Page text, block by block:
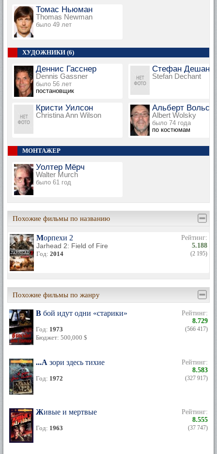
Томас Ньюман
Thomas Newman
было 49 лет
ХУДОЖНИКИ (6)
Деннис Гасснер
Dennis Gassner
было 56 лет
постановщик
Стефан Дешан
Stefan Dechant
Кристи Уилсон
Christina Ann Wilson
Альберт
Albert Wolsky
было 74 года
по костюмам
МОНТАЖЕР
Уолтер Мёрч
Walter Murch
было 61 год
Похожие фильмы по названию
Морпехи 2
Jarhead 2: Field of Fire
Год: 2014
Рейтинг:
5.188
(2 195)
Похожие фильмы по жанру
В бой идут одни «старики»
Год: 1973
Бюджет: 500,000 $
Рейтинг:
8.729
(566 417)
...А зори здесь тихие
Год: 1972
Рейтинг:
8.583
(327 917)
Живые и мертвые
Год: 1963
Рейтинг:
8.555
(37 747)